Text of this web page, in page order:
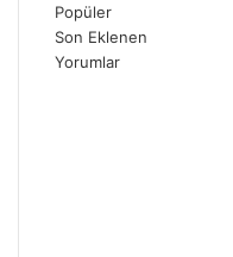
Popüler
Son Eklenen
Yorumlar